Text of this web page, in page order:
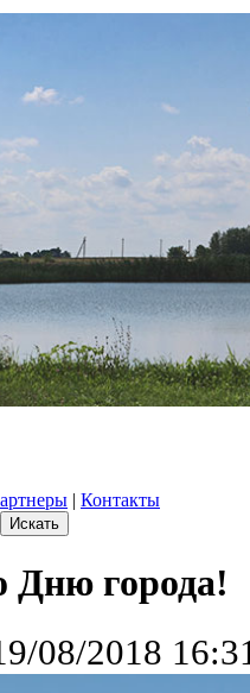
| Контакты
Дню города!
08/2018